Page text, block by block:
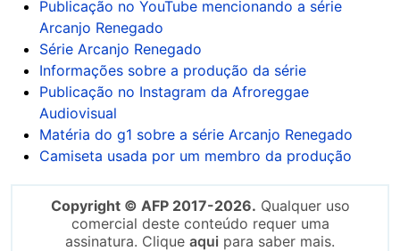
Publicação no YouTube mencionando a série
Arcanjo Renegado
Série Arcanjo Renegado
Informações sobre a produção da série
Publicação no Instagram da Afroreggae
Audiovisual
Matéria do g1 sobre a série Arcanjo Renegado
Camiseta usada por um membro da produção
Copyright © AFP 2017-2026. Qualquer uso
comercial deste conteúdo requer uma
assinatura. Clique aqui para saber mais.